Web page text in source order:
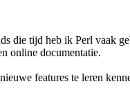
die tijd heb ik Perl vaak
online documentatie.
features te leren